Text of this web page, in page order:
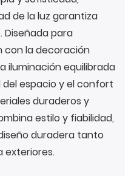
de la luz garantiza
Diseñada para
con la decoración
iluminación equilibrada
espacio y el confort
duraderos y
estilo y fiabilidad,
duradera tanto
exteriores.